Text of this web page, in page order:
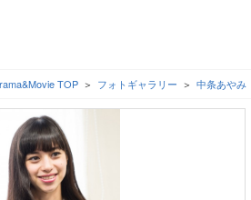
TOP フォトギャラリー 中条あやみ